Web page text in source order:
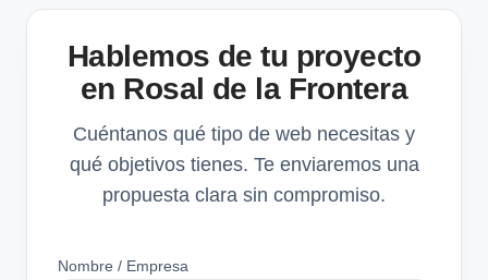
Hablemos de tu proyecto
en Rosal de la Frontera
Cuéntanos qué tipo de web necesitas y
qué objetivos tienes. Te enviaremos una
propuesta clara sin compromiso.
Nombre / Empresa